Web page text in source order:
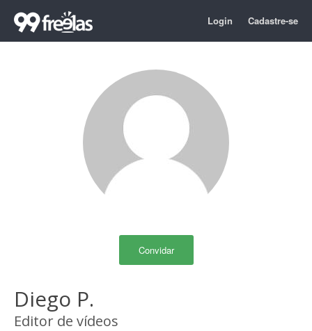
Login Cadastre-se
Convidar
Diego P.
Editor de vídeos